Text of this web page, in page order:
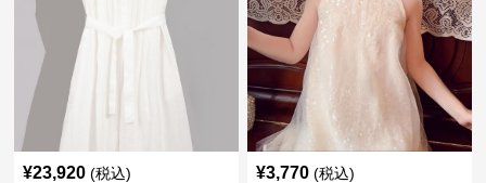
¥23,920 (税込) ¥3,770 (税込)